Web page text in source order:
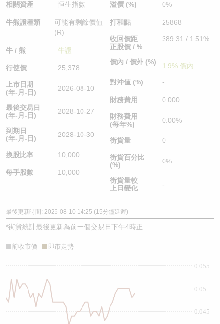
相關資產 恒生指數
牛熊證種類
可能有剩餘價值
(R)
牛 / 熊 牛證
行使價 25,378
上市日期
(年-月-日)
2026-08-10
最後交易日
(年-月-日)
2028-10-27
到期日
(年-月-日)
2028-10-30
換股比率 10,000
每手股數 10,000
溢價 (%) 0%
打和點 25868
收回價距
正股價 / %
389.31 / 1.51%
價內 / 價外 (%) 1.9% 價內
對沖值 (%) -
財務費用 0.000
財務費用
(每年%)
0.00%
街貨量 0
街貨百分比
(%)
0%
街貨量較
上日變化
-
最後更新時間: 2026-08-10 14:25 (15分鐘延遲)
*街貨統計最後更新為前一個交易日下午4時正
前收市價 即市走勢
0.045
0.05
0.055